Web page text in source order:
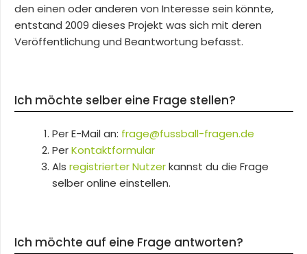
den einen oder anderen von Interesse sein könnte,
entstand 2009 dieses Projekt was sich mit deren
Veröffentlichung und Beantwortung befasst.
Ich möchte selber eine Frage stellen?
Per E-Mail an: frage@fussball-fragen.de
PerKontaktformular
Als registrierter Nutzerkannst du die Frage
selber online einstellen.
Ich möchte auf eine Frage antworten?